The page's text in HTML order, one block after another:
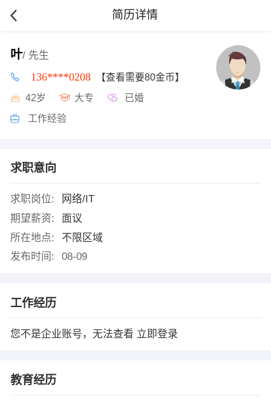
简历详情
叶/ 先生
136****0208 【查看需要80金币】
42岁 大专 已婚
工作经验
求职意向
求职岗位:
网络/IT
期望薪资:
面议
所在地点:
不限区域
发布时间:
08-09
工作经历
您不是企业账号，无法查看 立即登录
教育经历